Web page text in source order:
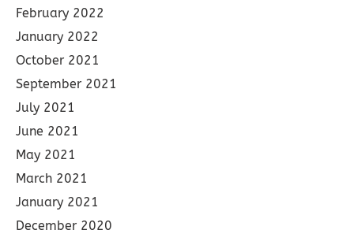
February 2022
January 2022
October 2021
September 2021
July 2021
June 2021
May 2021
March 2021
January 2021
December 2020